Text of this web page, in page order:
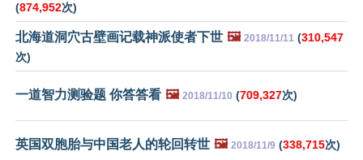
(874,952次)
北海道洞穴古壁画记载神派使者下世 🖼️ 2018/11/11 (310,547
次)
一道智力测验题 你答答看 🖼️ 2018/11/10 (709,327次)
英国双胞胎与中国老人的轮回转世 🖼️ 2018/11/9 (338,715次)